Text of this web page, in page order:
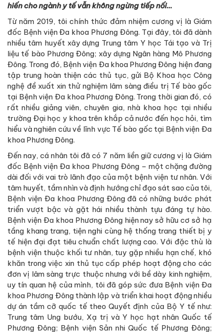
hiến cho ngành y tế vẫn không ngừng tiếp nối…
Từ năm 2019, tôi chính thức đảm nhiệm cương vị là Giám
đốc Bệnh viện Đa khoa Phương Đông. Tại đây, tôi đã dành
nhiều tâm huyết xây dựng Trung tâm Y học Tái tạo và Trị
liệu tế bào Phương Đông; xây dựng Ngân hàng Mô Phương
Đông. Trong đó, Bệnh viện Đa khoa Phương Đông hiện đang
tập trung hoàn thiện các thủ tục, gửi Bộ Khoa học Công
nghệ đề xuất xin thử nghiệm lâm sàng điều trị Tế bào gốc
tại Bệnh viện Đa khoa Phương Đông. Trong thời gian đó, có
rất nhiều giảng viên, chuyên gia, nhà khoa học tại nhiều
trường Đại học y khoa trên khắp cả nước đến học hỏi, tìm
hiểu và nghiên cứu về lĩnh vực Tế bào gốc tại Bệnh viện Đa
khoa Phương Đông.
Đến nay, cá nhân tôi đã có 7 năm liền giữ cương vị là Giám
đốc Bệnh viện Đa khoa Phương Đông – một chặng đường
dài đối với vai trò lãnh đạo của một bệnh viện tư nhân. Với
tâm huyết, tầm nhìn và định hướng chỉ đạo sát sao của tôi,
Bệnh viện Đa khoa Phương Đông đã có những bước phát
triển vượt bậc và gặt hái nhiều thành tựu đáng tự hào.
Bệnh viện Đa khoa Phương Đông hiện nay sở hữu cơ sở hạ
tầng khang trang, tiện nghi cùng hệ thống trang thiết bị y
tế hiện đại đạt tiêu chuẩn chất lượng cao. Với đặc thù là
bệnh viện thuộc khối tư nhân, tuy gặp nhiều hạn chế, khó
khăn trong việc xin thủ tục cấp phép hoạt động cho các
đơn vị lâm sàng trực thuộc nhưng với bề dày kinh nghiệm,
uy tín quan hệ của mình, tôi đã góp sức đưa Bệnh viện Đa
khoa Phương Đông thành lập và triển khai hoạt động nhiều
dự án tầm cỡ quốc tế theo Quyết định của Bộ Y tế như:
Trung tâm Ung bướu, Xạ trị và Y học hạt nhân Quốc tế
Phương Đông; Bệnh viện Sản nhi Quốc tế Phương Đông;